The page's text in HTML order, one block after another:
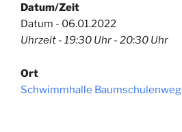
Datum/Zeit
Datum - 06.01.2022
Uhrzeit - 19:30 Uhr - 20:30 Uhr
Ort
Schwimmhalle Baumschulenweg